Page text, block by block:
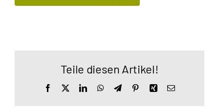
Teile diesen Artikel!
Facebook LinkedInWhatsApp
TelegramPinterestXingE-